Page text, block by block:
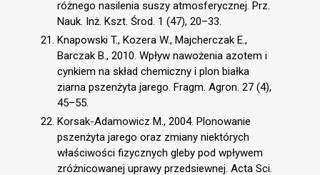
różnego nasilenia suszy atmosferycznej. Prz.
Nauk. Inż. Kszt. Środ. 1 (47), 20–33.
Knapowski T., Kozera W., Majcherczak E.,
Barczak B., 2010. Wpływ nawożenia azotem i
cynkiem na skład chemiczny i plon białka
ziarna pszenżyta jarego. Fragm. Agron. 27 (4),
45–55.
Korsak-Adamowicz M., 2004. Plonowanie
pszenżyta jarego oraz zmiany niektórych
właściwości fizycznych gleby pod wpływem
zróżnicowanej uprawy przedsiewnej. Acta Sci.